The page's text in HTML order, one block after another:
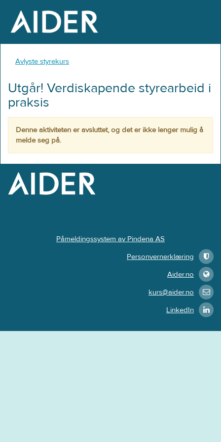
Avlyste styrekurs
Utgår! Verdiskapende styrearbeid i
praksis
Denne aktiviteten er avsluttet, og det er ikke lenger mulig å
melde seg på.
Påmeldingssystem av Pindena AS
Personvernerklæring
Aider.no
kurs@aider.no
LinkedIn